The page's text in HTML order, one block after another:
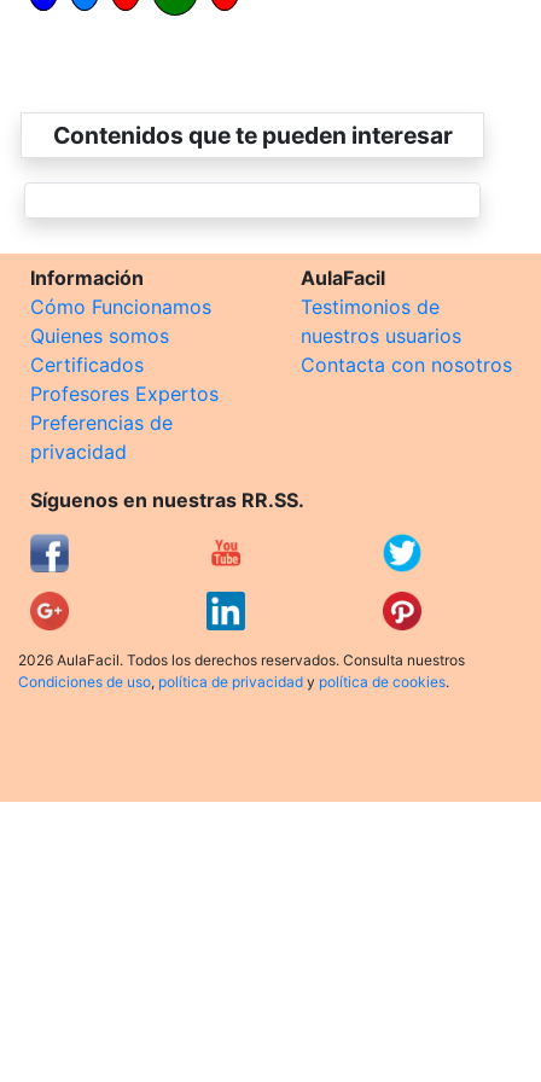
Contenidos que te pueden interesar
Información
Cómo Funcionamos
Quienes somos
Certificados
Profesores Expertos
Preferencias de
privacidad
AulaFacil
Testimonios de
nuestros usuarios
Contacta con nosotros
Síguenos en nuestras RR.SS.
2026 AulaFacil. Todos los derechos reservados. Consulta nuestros
Condiciones de uso, política de privacidad y política de cookies.